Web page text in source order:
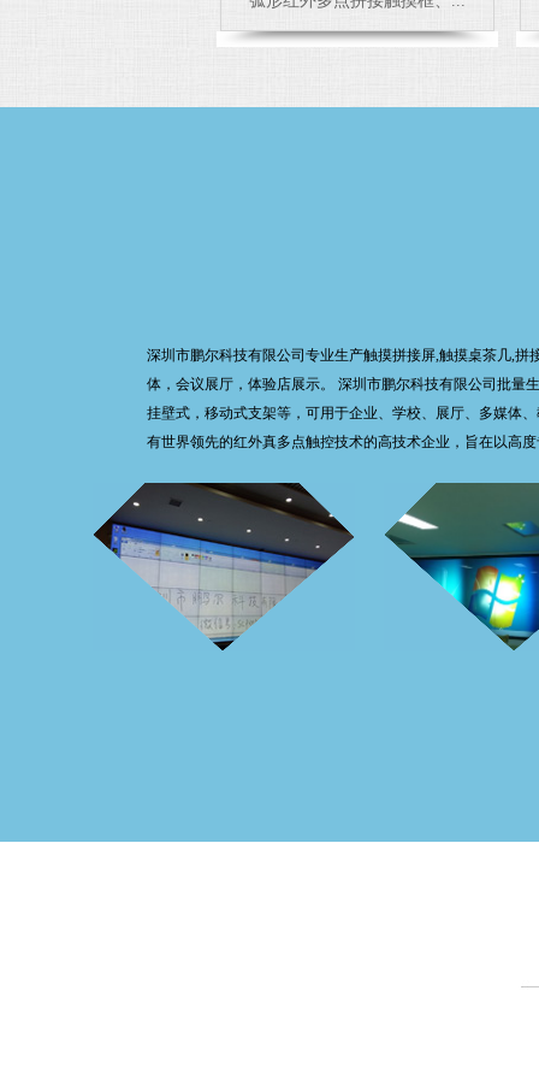
深圳市鹏尔科技有限公司专业生产触摸拼接屏,触摸桌茶几,
体，会议展厅，体验店展示。 深圳市鹏尔科技有限公司批量
挂壁式，移动式支架等，可用于企业、学校、展厅、多媒体
有世界领先的红外真多点触控技术的高技术企业，旨在以高